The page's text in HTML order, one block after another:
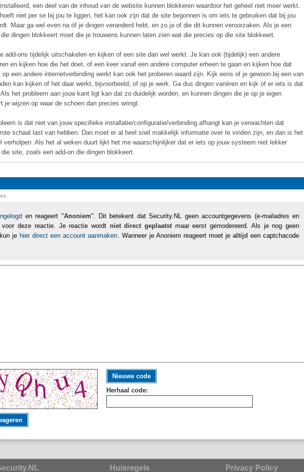
een deel van de inhoud van de website kunnen blokkeren waardoor het geheel niet meer werkt.
niet per se bij jou te liggen, het kan ook zijn dat de site begonnen is om iets te gebruiken dat bij jou
Maar ga wel even na óf je dingen veranderd hebt, en zo ja of die dit kunnen veroorzaken. Als je een
dingen blokkeert moet die je trouwens kunnen laten zien wat die precies op die site blokkeert.
add-ons tijdelijk uitschakelen en kijken of een site dan wel werkt. Je kan ook (tijdelijk) een andere
en kijken hoe die het doet, of een keer vanaf een andere computer erheen te gaan en kijken hoe dat
een andere internetverbinding werkt kan ook het proberen waard zijn. Kijk eens of je gewoon bij een van
kan kijken of het daar werkt, bijvoorbeeld, of op je werk. Ga dus dingen variëren en kijk of er iets is dat
het probleem aan jouw kant ligt kan dat zo duidelijk worden, en kunnen dingen die je op je eigen
je wijzen op waar de schoen dan precies wringt.
is dat niet van jouw specifieke installatie/configuratie/verbinding afhangt kan je verwachten dat
schaal last van hebben. Dan moet er al heel snel makkelijk informatie over te vinden zijn, en dan is het
verholpen. Als het al weken duurt lijkt het me waarschijnlijker dat er iets op jouw systeem niet lekker
site, zoals een add-on die dingen blokkeert.
en reageert "Anoniem". Dit betekent dat Security.NL geen accountgegevens (e-mailadres en
voor deze reactie. Je reactie wordt niet direct geplaatstmaar eerst gemodereerd. Als je nog geen
je hier direct een account aanmaken. Wanneer je Anoniem reageert moet je altijd een captchacode
Nieuwe code
Herhaal code:
Huisregels Privacy Policy